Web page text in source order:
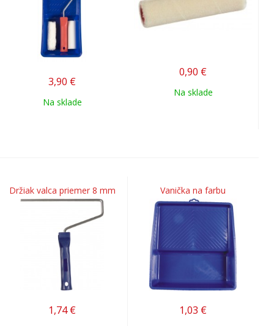
3,90 €
Na sklade
0,90 €
Na sklade
Držiak valca priemer 8 mm
1,74 €
Vanička na farbu
1,03 €